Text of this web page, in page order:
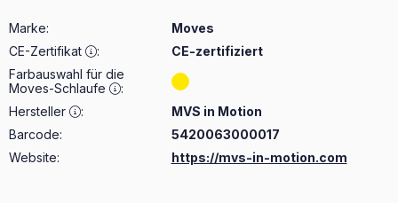
Marke:
Moves
CE-Zertifikat
:
CE-zertifiziert
Farbauswahl für die
Moves-Schlaufe
:
Hersteller
:
MVS in Motion
Barcode:
5420063000017
Website:
https://mvs-in-motion.com